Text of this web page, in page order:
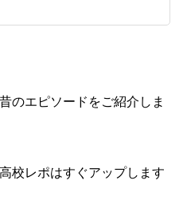
のエピソードをご紹介しま
校レポはすぐアップします